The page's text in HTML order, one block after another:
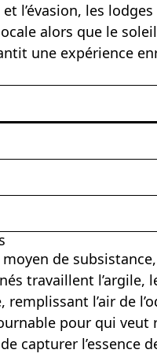
l’évasion, les
alors que le
une expérience
moyen de
travaillent
remplissant l’air de
pour qui
capturer l’essence